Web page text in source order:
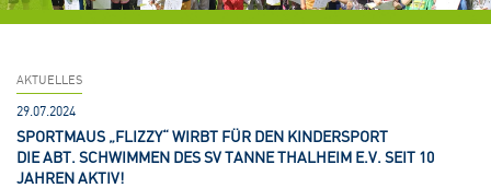
AKTUELLES
29.07.2024
SPORTMAUS „FLIZZY“ WIRBT FÜR DEN KINDERSPORT
DIE ABT. SCHWIMMEN DES SV TANNE THALHEIM E.V. SEIT 10
JAHREN AKTIV!